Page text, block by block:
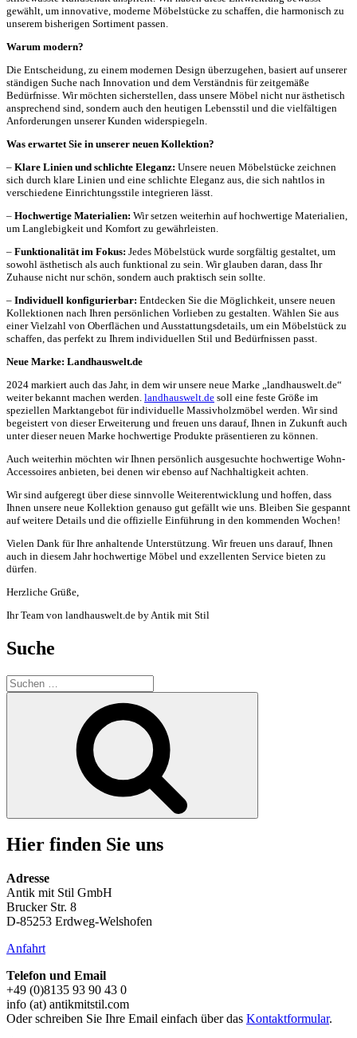
gewählt, um innovative, moderne Möbelstücke zu schaffen, die harmonisch zu
unserem bisherigen Sortiment passen.
Warum modern?
Die Entscheidung, zu einem modernen Design überzugehen, basiert auf unserer
ständigen Suche nach Innovation und dem Verständnis für zeitgemäße
Bedürfnisse. Wir möchten sicherstellen, dass unsere Möbel nicht nur ästhetisch
ansprechend sind, sondern auch den heutigen Lebensstil und die vielfältigen
Anforderungen unserer Kunden widerspiegeln.
Was erwartet Sie in unserer neuen Kollektion?
– Klare Linien und schlichte Eleganz: Unsere neuen Möbelstücke zeichnen
sich durch klare Linien und eine schlichte Eleganz aus, die sich nahtlos in
verschiedene Einrichtungsstile integrieren lässt.
– Hochwertige Materialien: Wir setzen weiterhin auf hochwertige Materialien,
um Langlebigkeit und Komfort zu gewährleisten.
– Funktionalität im Fokus: Jedes Möbelstück wurde sorgfältig gestaltet, um
sowohl ästhetisch als auch funktional zu sein. Wir glauben daran, dass Ihr
Zuhause nicht nur schön, sondern auch praktisch sein sollte.
– Individuell konfigurierbar: Entdecken Sie die Möglichkeit, unsere neuen
Kollektionen nach Ihren persönlichen Vorlieben zu gestalten. Wählen Sie aus
einer Vielzahl von Oberflächen und Ausstattungsdetails, um ein Möbelstück zu
schaffen, das perfekt zu Ihrem individuellen Stil und Bedürfnissen passt.
Neue Marke: Landhauswelt.de
2024 markiert auch das Jahr, in dem wir unsere neue Marke „landhauswelt.de“
weiter bekannt machen werden. landhauswelt.de soll eine feste Größe im
speziellen Marktangebot für individuelle Massivholzmöbel werden. Wir sind
begeistert von dieser Erweiterung und freuen uns darauf, Ihnen in Zukunft auch
unter dieser neuen Marke hochwertige Produkte präsentieren zu können.
Auch weiterhin möchten wir Ihnen persönlich ausgesuchte hochwertige Wohn-
Accessoires anbieten, bei denen wir ebenso auf Nachhaltigkeit achten.
Wir sind aufgeregt über diese sinnvolle Weiterentwicklung und hoffen, dass
Ihnen unsere neue Kollektion genauso gut gefällt wie uns. Bleiben Sie gespannt
auf weitere Details und die offizielle Einführung in den kommenden Wochen!
Vielen Dank für Ihre anhaltende Unterstützung. Wir freuen uns darauf, Ihnen
auch in diesem Jahr hochwertige Möbel und exzellenten Service bieten zu
dürfen.
Herzliche Grüße,
Ihr Team von landhauswelt.de by Antik mit Stil
Suche
Suchen
nach:
Hier finden Sie uns
Adresse
Antik mit Stil GmbH
Brucker Str. 8
D-85253 Erdweg-Welshofen
Anfahrt
Telefon und Email
+49 (0)8135 93 90 43 0
info (at) antikmitstil.com
Oder schreiben Sie Ihre Email einfach über das Kontaktformular.